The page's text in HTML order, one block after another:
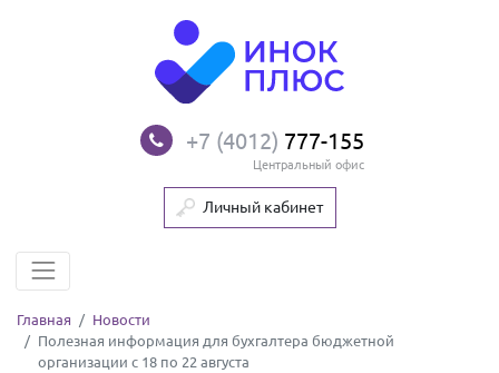
+7 (4012) 777-155
Центральный офис
Личный кабинет
Главная
Новости
Полезная информация для бухгалтера бюджетной
организации с 18 по 22 августа